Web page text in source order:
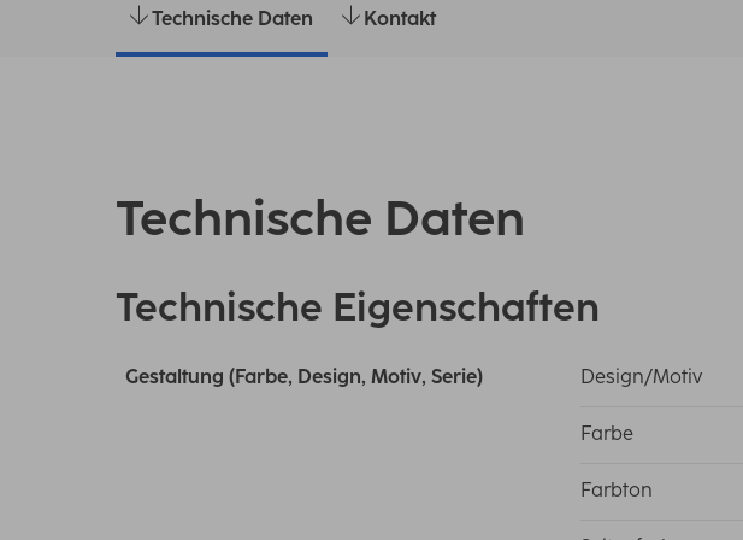
Technische Daten Kontakt
Technische Daten
Technische Eigenschaften
Gestaltung (Farbe, Design, Motiv, Serie) Design/Motiv
Farbe
Farbton